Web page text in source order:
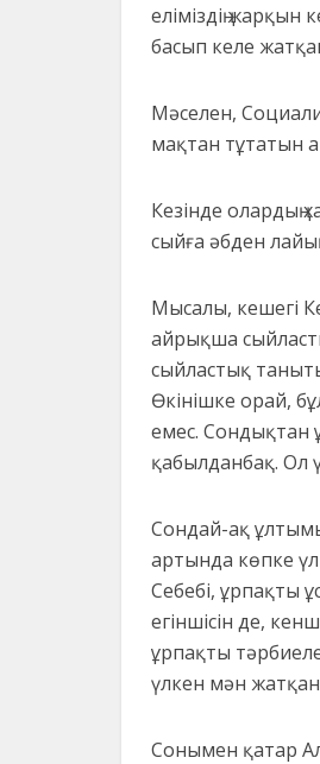
еліміздің жарқын
басып келе
Мәселен,
мақтан тұтатын
Кезінде олардың
сыйға әбден
Мысалы, кешегі
айрықша
сыйластық
Өкінішке орай,
емес. Сондықтан
қабылданбақ. Ол
Сондай-ақ
артында көпке
Себебі, ұрпақты
егіншісін де,
ұрпақты
үлкен мән
Сонымен қатар